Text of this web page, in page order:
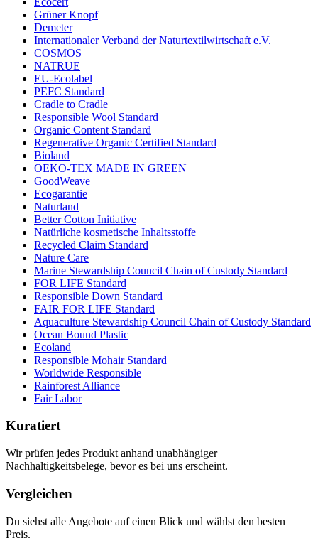
Grüner Knopf
Demeter
Internationaler Verband der Naturtextilwirtschaft e.V.
COSMOS
NATRUE
EU-Ecolabel
PEFC Standard
Cradle to Cradle
Responsible Wool Standard
Organic Content Standard
Regenerative Organic Certified Standard
Bioland
OEKO-TEX MADE IN GREEN
GoodWeave
Ecogarantie
Naturland
Better Cotton Initiative
Natürliche kosmetische Inhaltsstoffe
Recycled Claim Standard
Nature Care
Marine Stewardship Council Chain of Custody Standard
FOR LIFE Standard
Responsible Down Standard
FAIR FOR LIFE Standard
Aquaculture Stewardship Council Chain of Custody Standard
Ocean Bound Plastic
Ecoland
Responsible Mohair Standard
Worldwide Responsible
Rainforest Alliance
Fair Labor
Kuratiert
Wir prüfen jedes Produkt anhand unabhängiger
Nachhaltigkeitsbelege, bevor es bei uns erscheint.
Vergleichen
Du siehst alle Angebote auf einen Blick und wählst den besten
Preis.